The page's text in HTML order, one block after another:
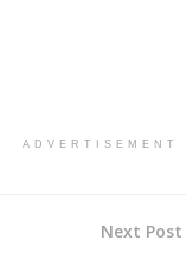
ADVERTISEMENT
Next Post